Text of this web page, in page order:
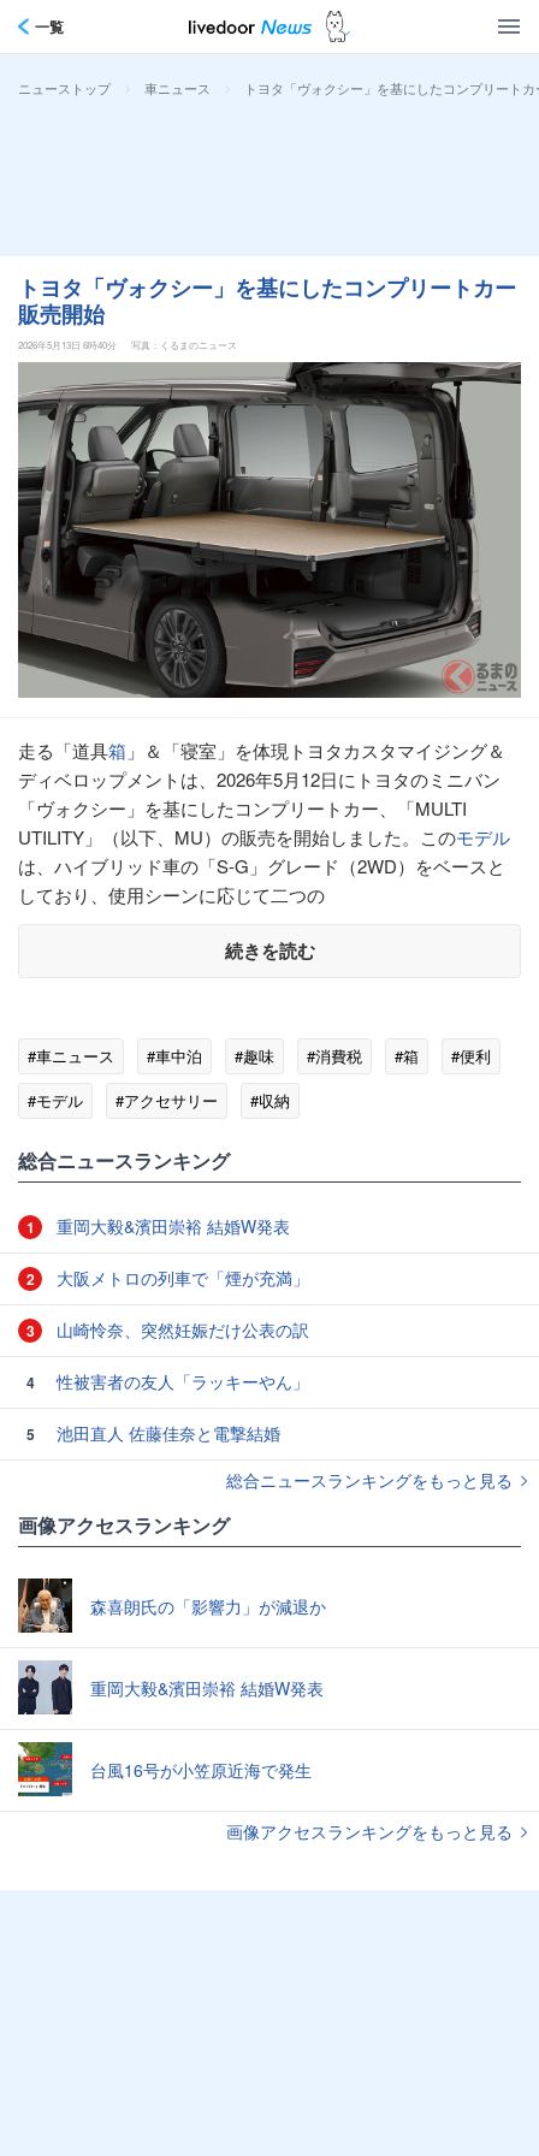
一覧
ニューストップ > 車ニュース > トヨタ「ヴォクシー」を基にしたコンプリート
トヨタ「ヴォクシー」を基にしたコンプリートカー
販売開始
2026年5月13日 6時40分 写真：くるまのニュース
走る「道具箱 」＆「寝室」を体現トヨタカスタマイジング＆
ディベロップメントは、2026年5月12日にトヨタのミニバン
「ヴォクシー」を基にしたコンプリートカー、「MULTI
UTILITY」（以下、MU）の販売を開始しました。このモデル
は、ハイブリッド車の「S-G」グレード（2WD）をベースと
しており、使用シーンに応じて二つの
続きを読む
#車ニュース #車中泊 #趣味 #消費税 #箱
#便利
#モデル
#アクセサリー #収納
総合ニュースランキング
1 重岡大毅&濱田崇裕 結婚W発表
2 大阪メトロの列車で「煙が充満」
3 山崎怜奈、突然妊娠だけ公表の訳
4 性被害者の友人「ラッキーやん」
5
池田直人 佐藤佳奈と電撃結婚
総合ニュースランキングをもっと見る
画像アクセスランキング
森喜朗氏の「影響力」が減退か
重岡大毅&濱田崇裕 結婚W発表
台風16号が小笠原近海で発生
画像アクセスランキングをもっと見る